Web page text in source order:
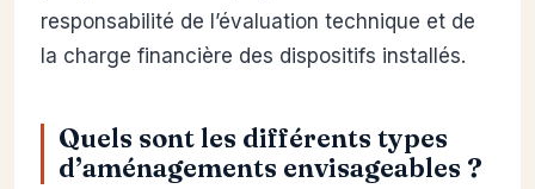
responsabilité de l’évaluation technique et de
la charge financière des dispositifs installés.
Quels sont les différents types
d’aménagements envisageables ?